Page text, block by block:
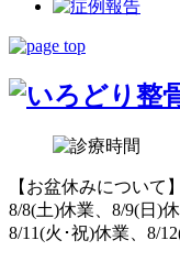
【お盆休みについて】
8/8(土)休業、8/9(日)
8/11(火･祝)休業、8/